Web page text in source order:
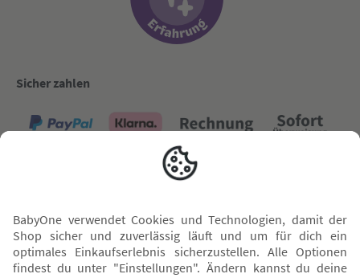
Sicher zahlen
Versand mit